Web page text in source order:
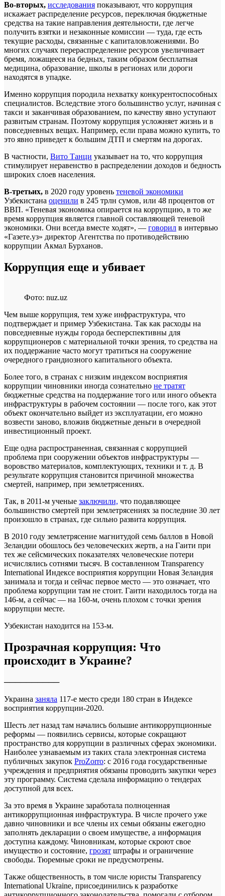
Во-вторых, исследования показывают, что коррупция
искажает распределение ресурсов, переключая бюджетные
средства на такие направления деятельности, где легче
получить взятки и незаконные комиссии — туда, где есть
текущие расходы, связанные с капиталовложениями. Во
многих случаях перераспределение ресурсов увеличивает
бремя, ложащееся на бедных, таким образом бесплатная
медицина, образование, школы в регионах или дороги
находятся в упадке.
Именно коррупция породила нехватку конкурентоспособных
специалистов. Вследствие этого большинство услуг, начиная с
такси и заканчивая образованием, по качеству явно уступают
развитым странам. Поэтому коррупция усложняет жизнь и в
повседневных вещах. Например, если права можно купить, то
это явно приведет к большим ДТП и смертям на дорогах.
В частности, Вито Танци указывает на то, что коррупция
стимулирует неравенство в распределении доходов и бедность
широких слоев населения.
В-третьих, в 2020 году уровень теневой экономики
Узбекистана оценили в 245 трлн сумов, или 48 процентов от
ВВП. «Теневая экономика опирается на коррупцию, в то же
время коррупция является главной составляющей теневой
экономики. Они всегда вместе ходят», — говорил в интервью
«Газете.уз» директор Агентства по противодействию
коррупции Акмал Бурханов.
Коррупция еще и убивает
Фото: nuz.uz
Чем выше коррупция, тем хуже инфраструктура, что
подтверждает и пример Узбекистана. Так как расходы на
повседневные нужды города бесперспективны для
коррупционеров с материальной точки зрения, то средства на
их поддержание часто могут тратиться на сооружение
очередного грандиозного капитального объекта.
Более того, в странах с низким индексом восприятия
коррупции чиновники иногда сознательно не тратят
бюджетные средства на поддержание того или иного объекта
инфраструктуры в рабочем состоянии — после того, как этот
объект окончательно выйдет из эксплуатации, его можно
возвести заново, вложив бюджетные деньги в очередной
инвестиционный проект.
Еще одна распространенная, связанная с коррупцией
проблема при сооружении объектов инфраструктуры —
воровство материалов, комплектующих, техники и т. д. В
результате коррупция становится причиной множества
смертей, например, при землетрясениях.
Так, в 2011-м ученые заключили, что подавляющее
большинство смертей при землетрясениях за последние 30 лет
произошло в странах, где сильно развита коррупция.
В 2010 году землетрясение магнитудой семь баллов в Новой
Зеландии обошлось без человеческих жертв, а на Гаити при
тех же сейсмических показателях человеческие потери
исчислялись сотнями тысяч. В составленном Transparency
International Индексе восприятия коррупции Новая Зеландия
занимала и тогда и сейчас первое место — это означает, что
проблема коррупции там не стоит. Гаити находилось тогда на
146-м, а сейчас — на 160-м, очень плохом с точки зрения
коррупции месте.
Узбекистан находится на 153-м.
Прозрачная коррупция: Что
происходит в Украине?
──────────
Украина заняла 117-е место среди 180 стран в Индексе
восприятия коррупции-2020.
Шесть лет назад там начались большие антикоррупционные
реформы — появились сервисы, которые сокращают
пространство для коррупции в различных сферах экономики.
Наиболее узнаваемым из таких стала электронная система
публичных закупок ProZorro: с 2016 года государственные
учреждения и предприятия обязаны проводить закупки через
эту программу. Система сделала информацию о тендерах
доступной для всех.
За это время в Украине заработала полноценная
антикоррупционная инфраструктура. В числе прочего уже
давно чиновники и все члены их семьи обязаны ежегодно
заполнять декларации о своем имуществе, а информация
доступна каждому. Чиновникам, которые скроют свое
имущество и состояние, грозят штрафы и ограничение
свободы. Тюремные сроки не предусмотрены.
Также общественность, в том числе юристы Transparency
International Ukraine, присоединились к разработке